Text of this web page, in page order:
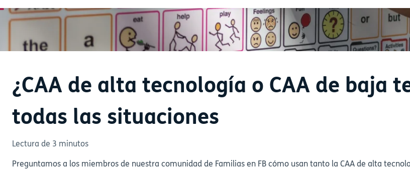
¿CAA de alta tecnología o CAA de baja
todas las situaciones
Lectura de 3 minutos
Preguntamos a los miembros de nuestra comunidad de Familias en FB cómo usan tanto la CAA de alta